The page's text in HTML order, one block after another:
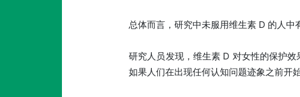
总体而言，研究中未服用维生素 D 的人中
研究人员发现，维生素 D 对女性的保护
如果人们在出现任何认知问题迹象之前开